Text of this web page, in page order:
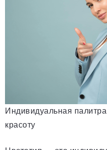
Индивидуальная
красоту